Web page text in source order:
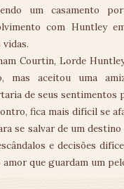
um casamento
com Huntley
vidas.
Courtin, Lorde
mas aceitou uma
de seus sentimentos
fica mais difícil se
se salvar de um
e decisões
que guardam um